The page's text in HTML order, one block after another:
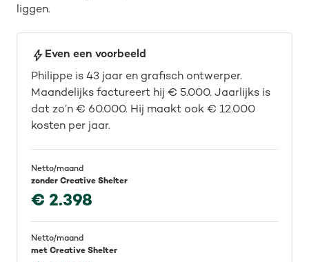
liggen.
Even een voorbeeld
Philippe is 43 jaar en grafisch ontwerper.
Maandelijks factureert hij € 5.000. Jaarlijks is
dat zo’n € 60.000. Hij maakt ook € 12.000
kosten per jaar.
Netto/maand
zonder Creative Shelter
€ 2.398
Netto/maand
met Creative Shelter